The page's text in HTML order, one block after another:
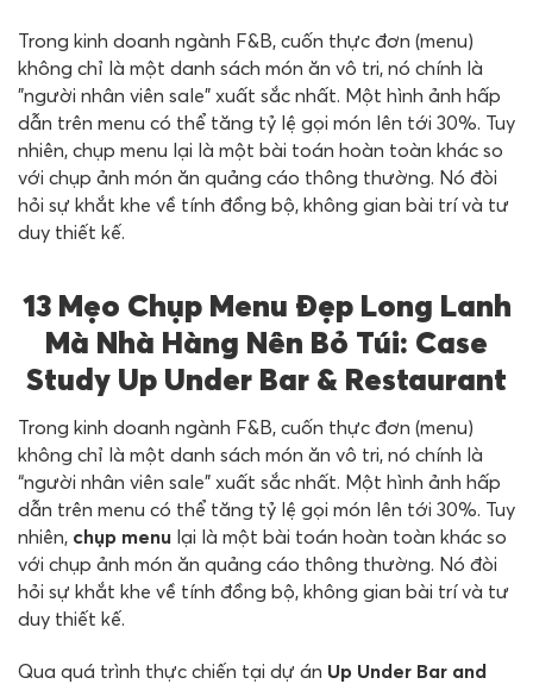
Trong kinh doanh ngành F&B, cuốn thực đơn (menu)
không chỉ là một danh sách món ăn vô tri, nó chính là
"người nhân viên sale" xuất sắc nhất. Một hình ảnh hấp
dẫn trên menu có thể tăng tỷ lệ gọi món lên tới 30%. Tuy
nhiên, chụp menu lại là một bài toán hoàn toàn khác so
với chụp ảnh món ăn quảng cáo thông thường. Nó đòi
hỏi sự khắt khe về tính đồng bộ, không gian bài trí và tư
duy thiết kế.
13 Mẹo Chụp Menu Đẹp Long Lanh
Mà Nhà Hàng Nên Bỏ Túi: Case
Study Up Under Bar & Restaurant
Trong kinh doanh ngành F&B, cuốn thực đơn (menu)
không chỉ là một danh sách món ăn vô tri, nó chính là
“người nhân viên sale” xuất sắc nhất. Một hình ảnh hấp
dẫn trên menu có thể tăng tỷ lệ gọi món lên tới 30%. Tuy
nhiên, chụp menu lại là một bài toán hoàn toàn khác so
với chụp ảnh món ăn quảng cáo thông thường. Nó đòi
hỏi sự khắt khe về tính đồng bộ, không gian bài trí và tư
duy thiết kế.
Qua quá trình thực chiến tại dự án Up Under Bar and